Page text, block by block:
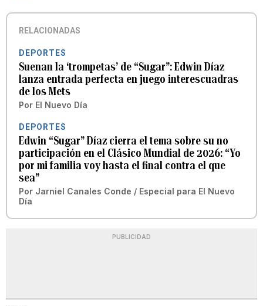
RELACIONADAS
DEPORTES
Suenan la ‘trompetas’ de “Sugar”: Edwin Díaz
lanza entrada perfecta en juego interescuadras
de los Mets
Por El Nuevo Día
DEPORTES
Edwin “Sugar” Díaz cierra el tema sobre su no
participación en el Clásico Mundial de 2026: “Yo
por mi familia voy hasta el final contra el que
sea”
Por Jarniel Canales Conde / Especial para El Nuevo
Día
PUBLICIDAD